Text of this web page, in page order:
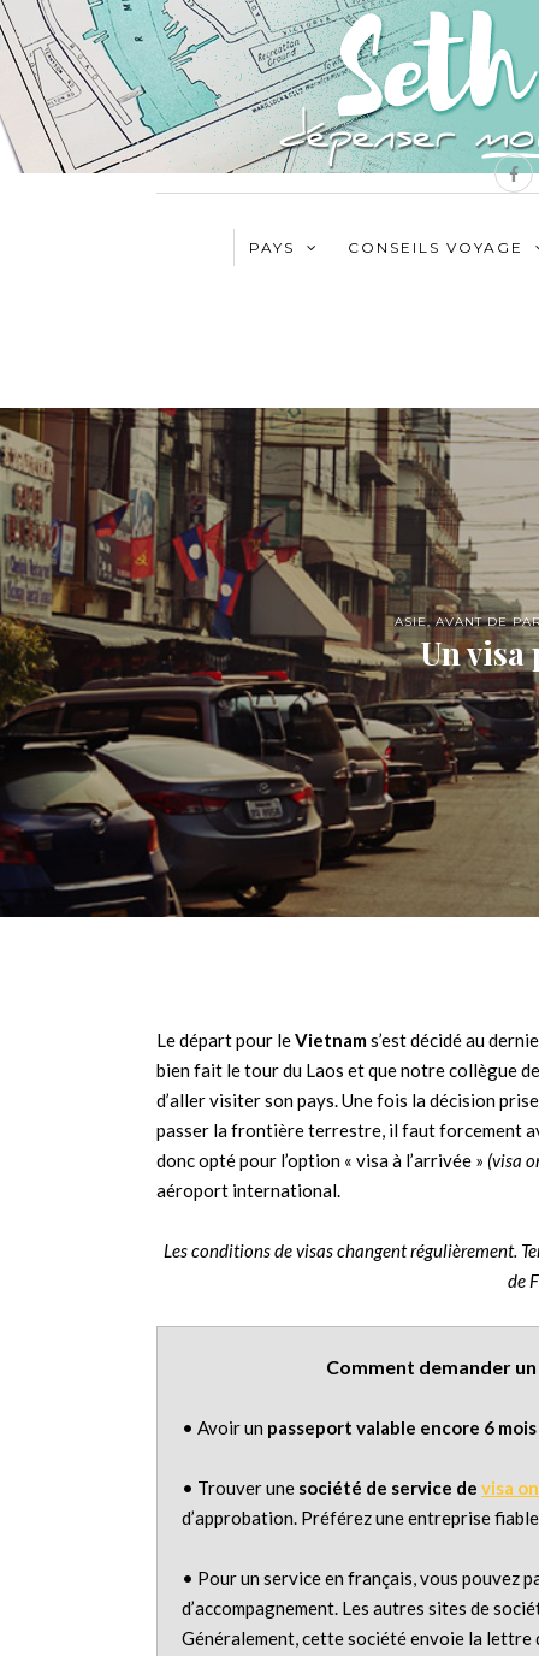
PAYS CONSEILS VOYAGE
ASIE,AVANT DE
Un visa
Le départ pour leVietnams’est décidé au
bien fait le tour du Laos et que notre collègue
d’aller visiter son pays. Une fois la décision
passer la frontière terrestre, il faut forcement
donc opté pour l’option « visa à l’arrivée » (visa
aéroport international.
Les conditions de visas changent régulièrement.
de
Comment demander
• Avoir un passeport valable encore 6 mois
• Trouver une société de service de visa
d’approbation. Préférez une entreprise
• Pour un service en français, vous pouvez
d’accompagnement. Les autres sites de
Généralement, cette société envoie la lettre